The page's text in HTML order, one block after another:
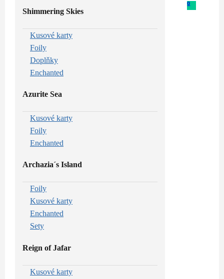
0
Shimmering Skies
Kusové karty
Foily
Doplňky
Enchanted
Azurite Sea
Kusové karty
Foily
Enchanted
Archazia´s Island
Foily
Kusové karty
Enchanted
Sety
Reign of Jafar
Kusové karty